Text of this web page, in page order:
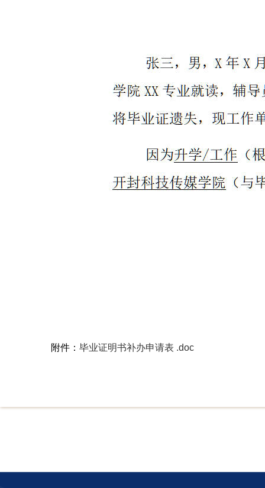
附件： 毕业证明书补办申请表 .doc